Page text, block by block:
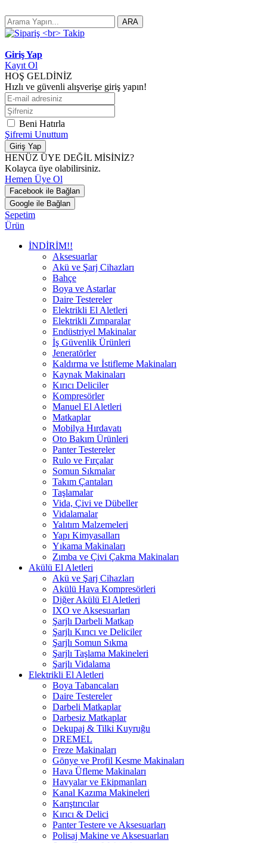
ARA
Giriş Yap
Kayıt Ol
HOŞ GELDİNİZ
Hızlı ve güvenli alışverişe giriş yapın!
Beni Hatırla
Şifremi Unuttum
Giriş Yap
HENÜZ ÜYE DEĞİL MİSİNİZ?
Kolayca üye olabilirsiniz.
Hemen Üye Ol
Facebook ile Bağlan
Google ile Bağlan
Sepetim
Ürün
İNDİRİM!!
Aksesuarlar
Akü ve Şarj Cihazları
Bahçe
Boya ve Astarlar
Daire Testereler
Elektrikli El Aletleri
Elektrikli Zımparalar
Endüstriyel Makinalar
İş Güvenlik Ürünleri
Jeneratörler
Kaldırma ve İstifleme Makinaları
Kaynak Makinaları
Kırıcı Deliciler
Kompresörler
Manuel El Aletleri
Matkaplar
Mobilya Hırdavatı
Oto Bakım Ürünleri
Panter Testereler
Rulo ve Fırçalar
Somun Sıkmalar
Takım Çantaları
Taşlamalar
Vida, Çivi ve Dübeller
Vidalamalar
Yalıtım Malzemeleri
Yapı Kimyasalları
Yıkama Makinaları
Zımba ve Çivi Çakma Makinaları
Akülü El Aletleri
Akü ve Şarj Cihazları
Akülü Hava Kompresörleri
Diğer Akülü El Aletleri
IXO ve Aksesuarları
Şarjlı Darbeli Matkap
Şarjlı Kırıcı ve Deliciler
Şarjlı Somun Sıkma
Şarjlı Taşlama Makineleri
Şarjlı Vidalama
Elektrikli El Aletleri
Boya Tabancaları
Daire Testereler
Darbeli Matkaplar
Darbesiz Matkaplar
Dekupaj & Tilki Kuyruğu
DREMEL
Freze Makinaları
Gönye ve Profil Kesme Makinaları
Hava Üfleme Makinaları
Havyalar ve Ekipmanları
Kanal Kazıma Makineleri
Karıştırıcılar
Kırıcı & Delici
Panter Testere ve Aksesuarları
Polisaj Makine ve Aksesuarları